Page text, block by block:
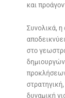
και
Συνολικά,
στο
δυναμική